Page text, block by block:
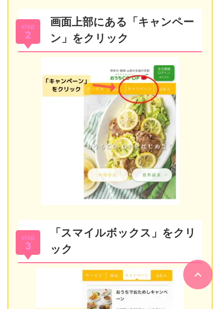
step
2
画面上部にある「キャンペー
ン」をクリック
step
3
「スマイルボックス」をクリ
ック